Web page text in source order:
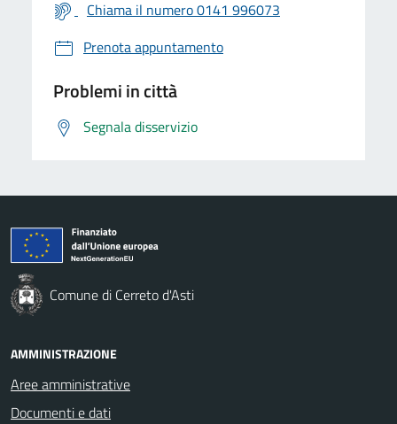
Chiama il numero 0141 996073
Prenota appuntamento
Problemi in città
Segnala disservizio
Comune di Cerreto d'Asti
AMMINISTRAZIONE
Aree amministrative
Documenti e dati